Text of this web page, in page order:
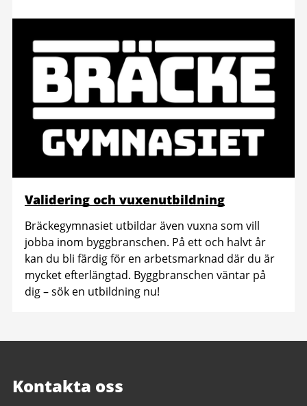
Validering och vuxenutbildning
Bräckegymnasiet utbildar även vuxna som vill
jobba inom byggbranschen. På ett och halvt år
kan du bli färdig för en arbetsmarknad där du är
mycket efterlängtad. Byggbranschen väntar på
dig – sök en utbildning nu!
Kontakta oss